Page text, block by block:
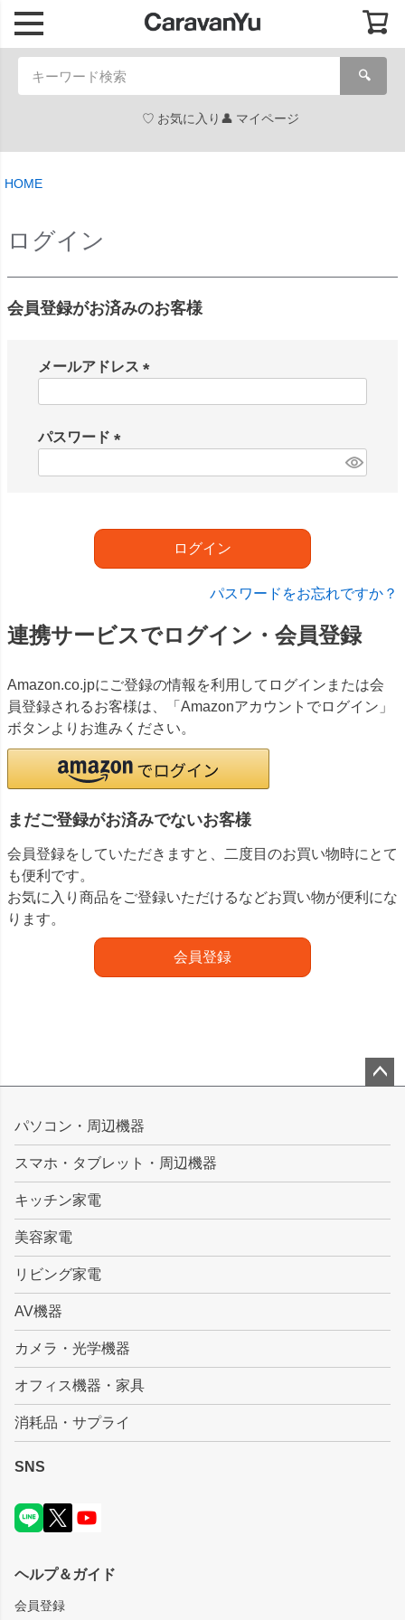
🔍
お気に入り マイページ
HOME
ログイン
会員登録がお済みのお客様
メールアドレス
パスワード
)
ログイン
パスワードをお忘れですか？
連携サービスでログイン・会員登録
Amazon.co.jpにご登録の情報を利用してログインまたは会
員登録されるお客様は、「Amazonアカウントでログイン」
ボタンよりお進みください。
まだご登録がお済みでないお客様
会員登録をしていただきますと、二度目のお買い物時にとて
も便利です。
お気に入り商品をご登録いただけるなどお買い物が便利にな
ります。
会員登録
ップ
パソコン・周辺機器
スマホ・タブレット・周辺機器
キッチン家電
美容家電
リビング家電
AV機器
カメラ・光学機器
オフィス機器・家具
消耗品・サプライ
SNS
ヘルプ＆ガイド
会員登録